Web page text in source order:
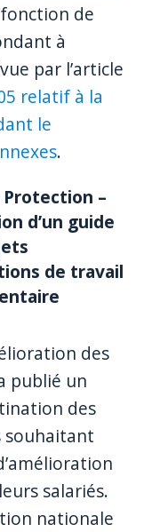
de
à
par l’article
relatif à la
le
.
–
d’un guide
de travail
des
publié un
des
souhaitant
salariés.
nationale